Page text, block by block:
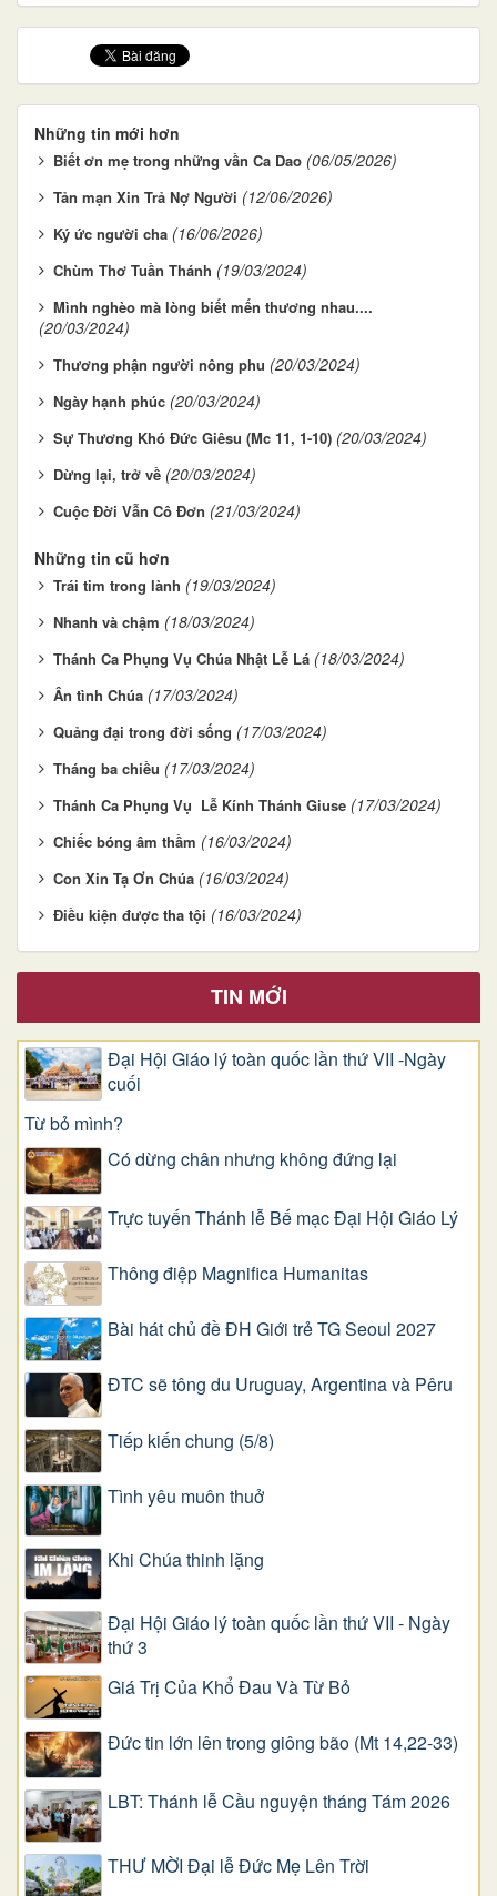
Những tin mới hơn
Biết ơn mẹ trong những vần Ca Dao (06/05/2026)
Tản mạn Xin Trả Nợ Người (12/06/2026)
Ký ức người cha (16/06/2026)
Chùm Thơ Tuần Thánh (19/03/2024)
Mình nghèo mà lòng biết mến thương nhau....
(20/03/2024)
Thương phận người nông phu (20/03/2024)
Ngày hạnh phúc (20/03/2024)
Sự Thương Khó Đức Giêsu (Mc 11, 1-10) (20/03/2024)
Dừng lại, trở về (20/03/2024)
Cuộc Đời Vẫn Cô Đơn (21/03/2024)
Những tin cũ hơn
Trái tim trong lành (19/03/2024)
Nhanh và chậm (18/03/2024)
Thánh Ca Phụng Vụ Chúa Nhật Lễ Lá (18/03/2024)
Ân tình Chúa (17/03/2024)
Quảng đại trong đời sống (17/03/2024)
Tháng ba chiều (17/03/2024)
Thánh Ca Phụng Vụ Lễ Kính Thánh Giuse (17/03/2024)
Chiếc bóng âm thầm (16/03/2024)
Con Xin Tạ Ơn Chúa (16/03/2024)
Điều kiện được tha tội (16/03/2024)
TIN MỚI
Đại Hội Giáo lý toàn quốc lần thứ VII -Ngày
cuối
Từ bỏ mình?
Có dừng chân nhưng không đứng lại
Trực tuyến Thánh lễ Bế mạc Đại Hội Giáo Lý
Thông điệp Magnifica Humanitas
Bài hát chủ đề ĐH Giới trẻ TG Seoul 2027
ĐTC sẽ tông du Uruguay, Argentina và Pêru
Tiếp kiến chung (5/8)
Tình yêu muôn thuở
Khi Chúa thinh lặng
Đại Hội Giáo lý toàn quốc lần thứ VII - Ngày
thứ 3
Giá Trị Của Khổ Ðau Và Từ Bỏ
Đức tin lớn lên trong giông bão (Mt 14,22-33)
LBT: Thánh lễ Cầu nguyện tháng Tám 2026
THƯ MỜI Đại lễ Đức Mẹ Lên Trời